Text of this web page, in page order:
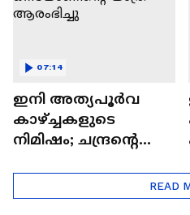
ഇനി അത്യപൂര്‍വ
കാഴ്ച്ചകളുടെ
നിമിഷം; ചന്ദ്രന്റെ
ഒറിയോണിന്റെ യാത്ര
ആരംഭിച്ചു
07:14
READ